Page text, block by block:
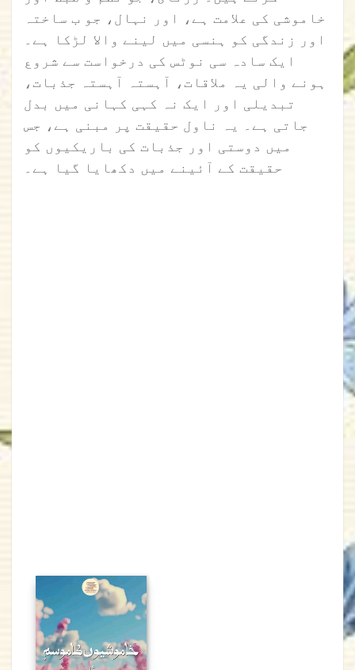
خاموشی کی علامت ہے، اور نہال، جو ب ساختہ
اور زندگی کو ہنسی میں لینے والا لڑکا ہے۔
ایک سادہ سی نوٹس کی درخواست سے شروع
ہونے والی یہ ملاقات، آہستہ آہستہ جذبات،
تبدیلی اور ایک نہ کہی کہانی میں بدل
جاتی ہے۔ یہ ناول حقیقت پر مبنی ہے، جس
میں دوستی اور جذبات کی باریکیوں کو
حقیقت کے آئینے میں دکھایا گیا ہے۔